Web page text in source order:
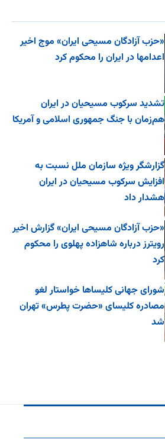
«حزب آزادگان مسیحی ایران» موج اخیر
اعدامها در ایران را محکوم کرد
تشدید سرکوب مسیحیان در ایران
هم‌زمان با جنگ جمهوری اسلامی و آمریکا
گزارشگر ویژه سازمان ملل نسبت به
افزایش سرکوب مسیحیان در ایران
هشدار داد
«حزب آزادگان مسیحی ایران» گزارش اخیر
رویترز درباره شاهزاده پهلوی را محکوم
کرد
شورای جهانی کلیساها خواستار لغو
مصادره کلیسای «حضرت پطرس» تهران
شد